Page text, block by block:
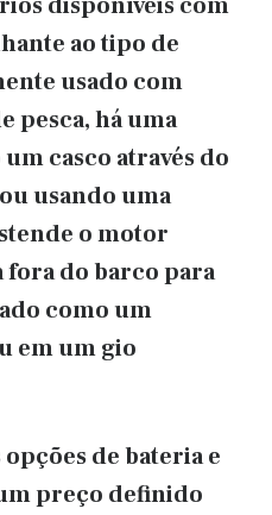
disponíveis com
ao tipo de
usado com
pesca, há uma
casco através do
usando uma
o motor
do barco para
como um
em um gio
opções de bateria e
preço definido